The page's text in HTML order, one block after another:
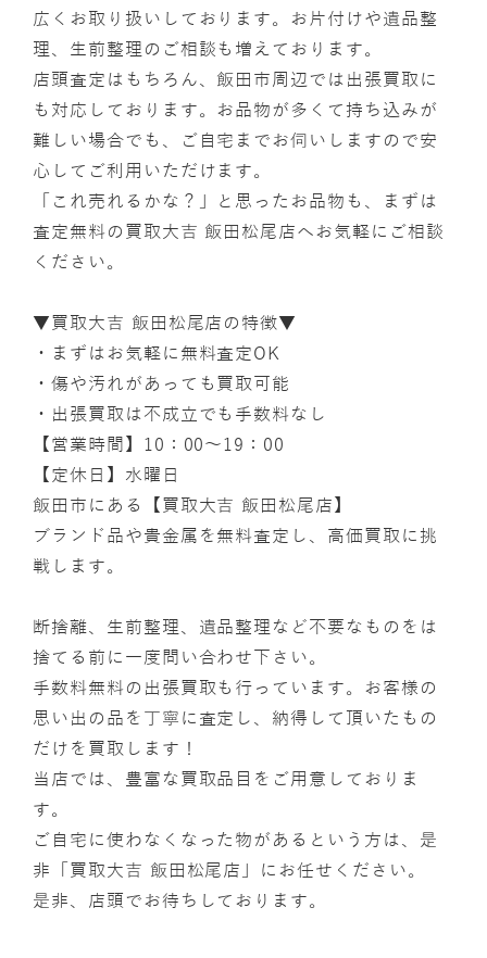
広くお取り扱いしております。お片付けや遺品整
理、生前整理のご相談も増えております。
店頭査定はもちろん、飯田市周辺では出張買取に
も対応しております。お品物が多くて持ち込みが
難しい場合でも、ご自宅までお伺いしますので安
心してご利用いただけます。
「これ売れるかな？」と思ったお品物も、まずは
査定無料の買取大吉 飯田松尾店へお気軽にご相談
ください。
▼買取大吉 飯田松尾店の特徴▼
・まずはお気軽に無料査定OK
・傷や汚れがあっても買取可能
・出張買取は不成立でも手数料なし
【営業時間】10：00～19：00
【定休日】水曜日
飯田市にある【買取大吉 飯田松尾店】
ブランド品や貴金属を無料査定し、高価買取に挑
戦します。
断捨離、生前整理、遺品整理など不要なものをは
捨てる前に一度問い合わせ下さい。
手数料無料の出張買取も行っています。お客様の
思い出の品を丁寧に査定し、納得して頂いたもの
だけを買取します！
当店では、豊富な買取品目をご用意しておりま
す。
ご自宅に使わなくなった物があるという方は、是
非「買取大吉 飯田松尾店」にお任せください。
是非、店頭でお待ちしております。